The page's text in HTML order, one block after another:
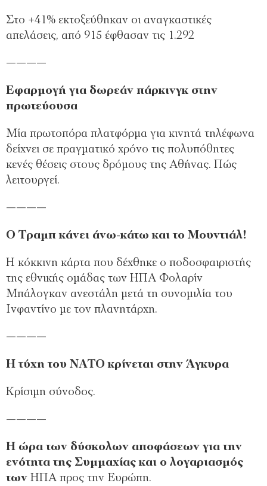
Στο +41% εκτοξεύθηκαν οι αναγκαστικές
απελάσεις, από 915 έφθασαν τις 1.292
————
Εφαρμογή για δωρεάν πάρκινγκ στην
πρωτεύουσα
Μία πρωτοπόρα πλατφόρμα για κινητά τηλέφωνα
δείχνει σε πραγματικό χρόνο τις πολυπόθητες
κενές θέσεις στους δρόμους της Αθήνας. Πώς
λειτουργεί.
————
Ο Τραμπ κάνει άνω-κάτω και το Μουντιάλ!
Η κόκκινη κάρτα που δέχθηκε ο ποδοσφαιριστής
της εθνικής ομάδας των ΗΠΑ Φολαρίν
Μπάλογκαν ανεστάλη μετά τη συνομιλία του
Ινφαντίνο με τον πλανητάρχη.
————
Η τύχη του ΝΑΤΟ κρίνεται στην Άγκυρα
Κρίσιμη σύνοδος.
————
Η ώρα των δύσκολων αποφάσεων για την
ενότητα της Συμμαχίας και ο λογαριασμός
των ΗΠΑ προς την Ευρώπη.